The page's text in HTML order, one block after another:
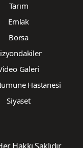
Tarım
Emlak
Borsa
Galeri
Hastanesi
Siyaset